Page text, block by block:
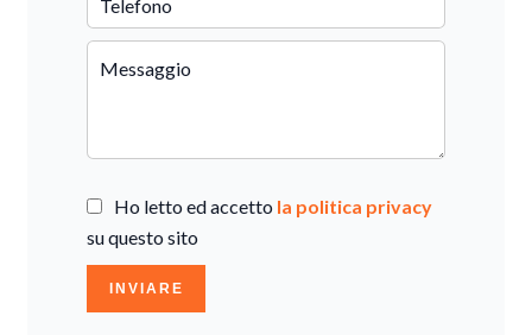
Ho letto ed accetto la politica privacy
su questo sito
INVIARE